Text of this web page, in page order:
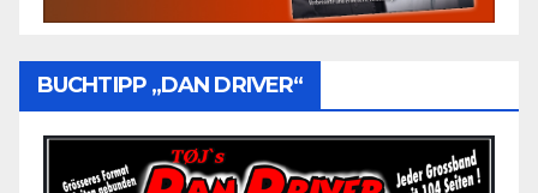
BUCHTIPP „DAN DRIVER“